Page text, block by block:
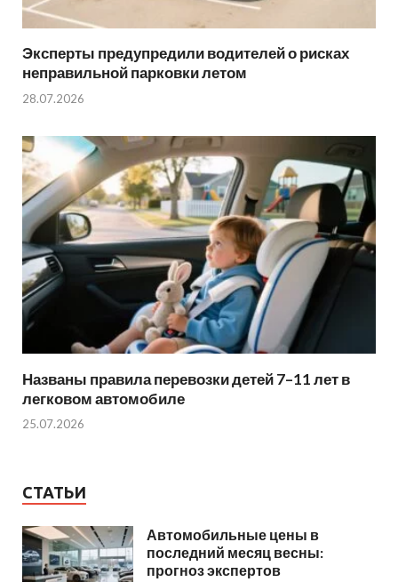
Эксперты предупредили водителей о рисках
неправильной парковки летом
28.07.2026
Названы правила перевозки детей 7–11 лет в
легковом автомобиле
25.07.2026
СТАТЬИ
Автомобильные цены в
последний месяц весны:
прогноз экспертов